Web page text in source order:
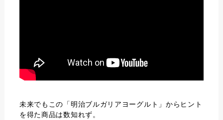
未来でもこの「明治ブルガリアヨーグルト」からヒント
を得た商品は数知れず。